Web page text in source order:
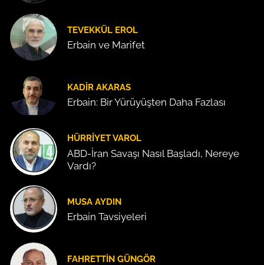
TEVEKKÜL EROL
Erbain ve Marifet
KADIR AKARAS
Erbain: Bir Yürüyüşten Daha Fazlası
HÜRRIYET VAROL
ABD-İran Savaşı Nasıl Başladı, Nereye
Vardı?
MUSA AYDIN
Erbain Tavsiyeleri
FAHRETTIN GÜNGÖR